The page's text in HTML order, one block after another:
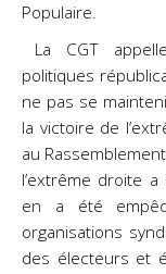
Populaire.
La CGT
politiques
ne pas se
la victoire de
au
l’extrême droite
en a été
organisations
des électeurs et